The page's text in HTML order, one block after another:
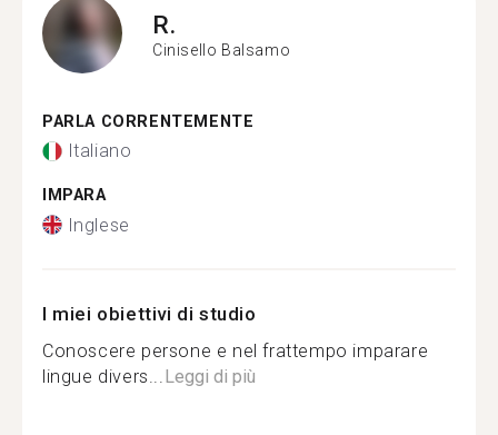
R.
Cinisello Balsamo
PARLA CORRENTEMENTE
Italiano
IMPARA
Inglese
I miei obiettivi di studio
Conoscere persone e nel frattempo imparare
lingue divers... Leggi di più